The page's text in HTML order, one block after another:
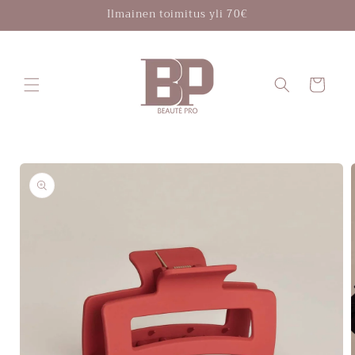
sisältöön
Ilmainen toimitus yli 70€
Ostoskori
Siirry
tuotetietoihin